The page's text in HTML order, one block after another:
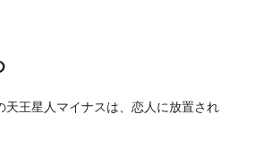
天王星人マイナスは、恋人に放置され